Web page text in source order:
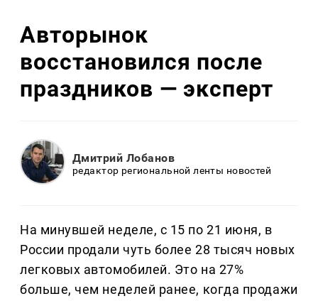
Авторынок
восстановился после
праздников — эксперт
Дмитрий Лобанов
редактор региональной ленты новостей
На минувшей неделе, с 15 по 21 июня, в
России продали чуть более 28 тысяч новых
легковых автомобилей. Это на 27%
больше, чем неделей ранее, когда продажи